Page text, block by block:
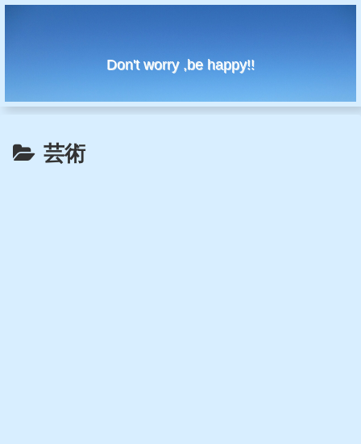
Don't worry ,be happy!!
芸術